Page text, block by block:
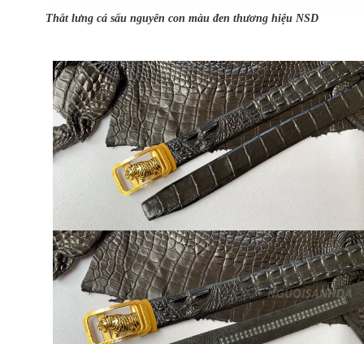
Thắt lưng cá sấu nguyên con màu đen thương hiệu NSD